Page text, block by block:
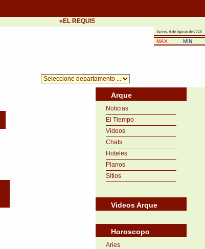
«EL REQUISITO DEL ÉXITO ES LA PRONTITUD
Jueves, 6 de Agosto de 2026
MAX MIN
Arque
Noticias
El Tiempo
Videos
Chats
Hoteles
Planos
Sitios
Videos Arque
Horoscopo
Aries